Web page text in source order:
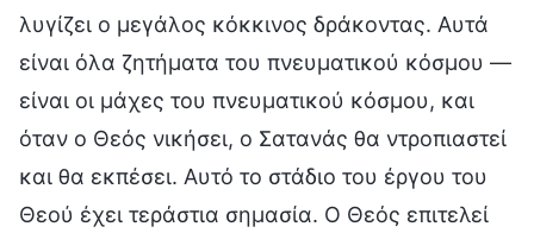
λυγίζει ο μεγάλος κόκκινος δράκοντας. Αυτά
είναι όλα ζητήματα του πνευματικού κόσμου —
είναι οι μάχες του πνευματικού κόσμου, και
όταν ο Θεός νικήσει, ο Σατανάς θα ντροπιαστεί
και θα εκπέσει. Αυτό το στάδιο του έργου του
Θεού έχει τεράστια σημασία. Ο Θεός επιτελεί